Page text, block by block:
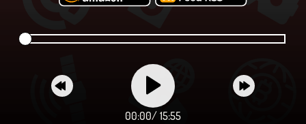
00:00/ 15:55